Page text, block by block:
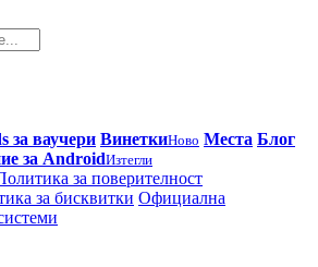
за ваучери ВинеткиНово Места Блог
за AndroidИзтегли
за поверителност
за бисквитки Официална